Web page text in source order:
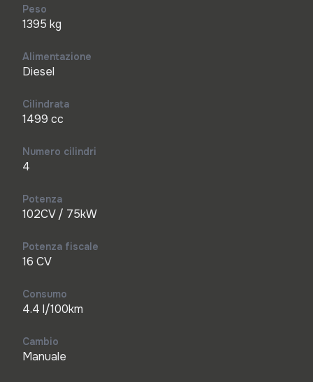
Peso
1395 kg
Alimentazione
Diesel
Cilindrata
1499 cc
Numero cilindri
4
Potenza
102CV / 75kW
Potenza fiscale
16 CV
Consumo
4.4 l/100km
Cambio
Manuale